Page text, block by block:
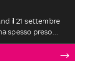
il 21 settembre
spesso preso
per il grande
ecco una